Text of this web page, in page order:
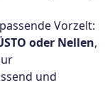
Vorzelt:
oder Nellen,
und